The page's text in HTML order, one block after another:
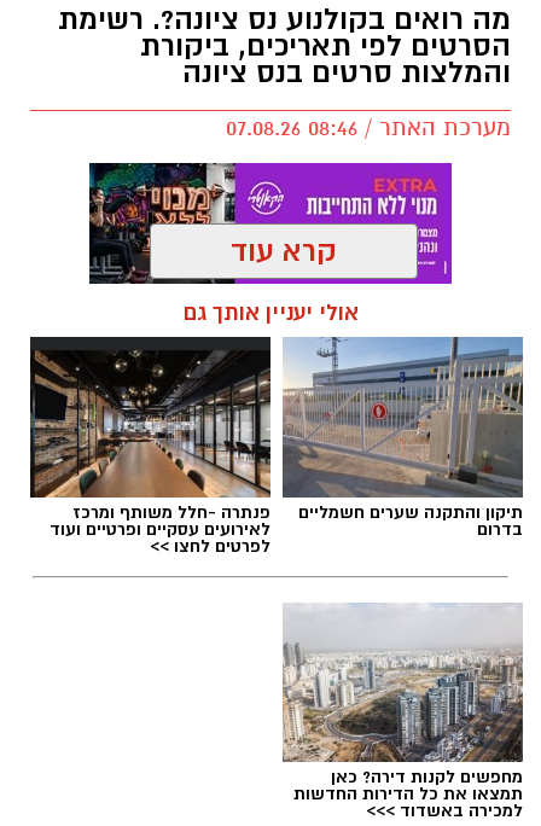
מה רואים בקולנוע נס ציונה?. רשימת
הסרטים לפי תאריכים, ביקורת
והמלצות סרטים בנס ציונה
מערכת האתר / 08:46 07.08.26
סרטים בקולנוע נס ציונה, סרטים בנס ציונה
המשכן לאומנויות
קרא עוד
אולי יעניין אותך גם
תיקון והתקנה שערים חשמליים
בדרום
פנתרה -חלל משותף ומרכז
לאירועים עסקיים ופרטיים ועוד
לפרטים לחצו >>
מחפשים לקנות דירה? כאן
תמצאו את כל הדירות החדשות
למכירה באשדוד >>>